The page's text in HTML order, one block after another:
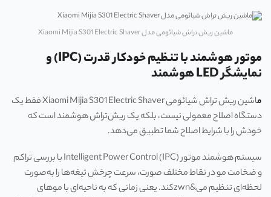
ماشین ریش تراش شیائومی مدل Xiaomi Mijia S301 Electric Shaver
موتور هوشمند با تنظیم خودکار قدرت (IPC) و
نمایشگر LED هوشمند
م
اشین ریش تراش شیائومی Xiaomi Mijia S301 Electric Shaver فقط یک
دستگاه اصلاح معمولی نیست، بلکه یک ریش‌تراش هوشمند است که
خودش را با شرایط اصلاح شما تطبیق می‌دهد.
سیستم هوشمند موتور Intelligent Power Control (IPC) با بررسی تراکم
و ضخامت مو در نقاط مختلف صورت، سرعت چرخش تیغه‌ها را به‌صورت
لحظه‌ای تنظیم می&zwn‌کند. یعنی زمانی که به ناحیه‌ای با موهای